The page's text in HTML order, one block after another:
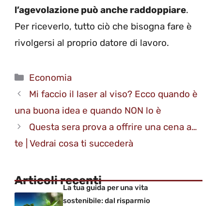
l’agevolazione può anche raddoppiare.
Per riceverlo, tutto ciò che bisogna fare è
rivolgersi al proprio datore di lavoro.
Categorie
Economia
Mi faccio il laser al viso? Ecco quando è
una buona idea e quando NON lo è
Questa sera prova a offrire una cena a…
te | Vedrai cosa ti succederà
Articoli recenti
La tua guida per una vita
sostenibile: dal risparmio